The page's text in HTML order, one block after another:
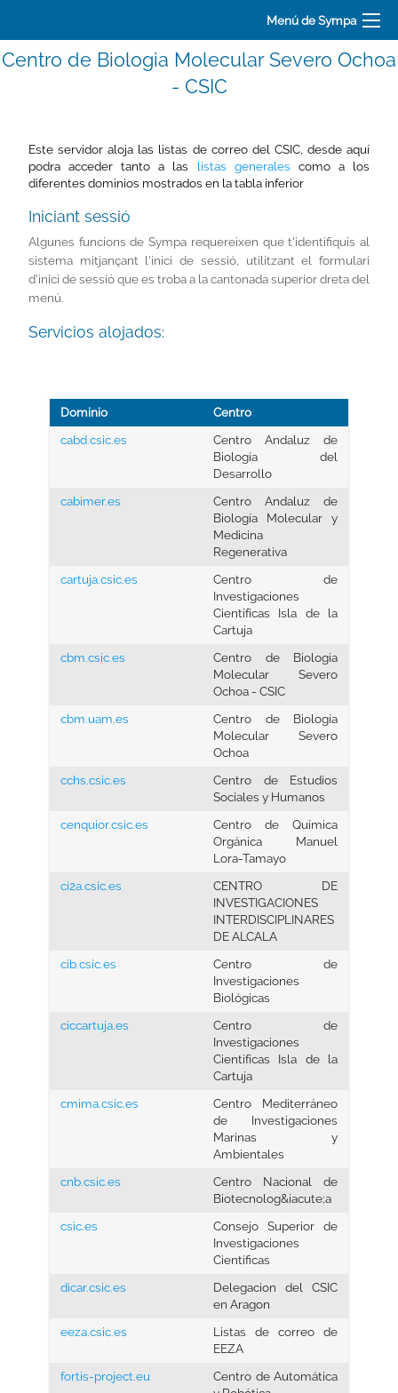
Menú de Sympa
Centro de Biologia Molecular Severo Ochoa
- CSIC
Este servidor aloja las listas de correo del CSIC, desde aquí
podra acceder tanto a las listas generales como a los
diferentes dominios mostrados en la tabla inferior
Iniciant sessió
Algunes funcions de Sympa requereixen que t'identifiquis al
sistema mitjançant l'inici de sessió, utilitzant el formulari
d'inici de sessió que es troba a la cantonada superior dreta del
menú.
Servicios alojados:
Dominio
Centro
cabd.csic.es
Centro Andaluz de
Biología del
Desarrollo
cabimer.es
Centro Andaluz de
Biología Molecular y
Medicina
Regenerativa
cartuja.csic.es
Centro de
Investigaciones
Cientifícas Isla de la
Cartuja
cbm.csic.es
Centro de Biologia
Molecular Severo
Ochoa - CSIC
cbm.uam.es
Centro de Biologia
Molecular Severo
Ochoa
cchs.csic.es
Centro de Estudios
Sociales y Humanos
cenquior.csic.es
Centro de Química
Orgánica Manuel
Lora-Tamayo
ci2a.csic.es
CENTRO DE
INVESTIGACIONES
INTERDISCIPLINARES
DE ALCALA
cib.csic.es
Centro de
Investigaciones
Biológicas
ciccartuja.es
Centro de
Investigaciones
Cientifícas Isla de la
Cartuja
cmima.csic.es
Centro Mediterráneo
de Investigaciones
Marinas y
Ambientales
cnb.csic.es
Centro Nacional de
Biotecnolog&iacute;a
csic.es
Consejo Superior de
Investigaciones
Científicas
dicar.csic.es
Delegacion del CSIC
en Aragon
eeza.csic.es
Listas de correo de
EEZA
fortis-project.eu
Centro de Automática